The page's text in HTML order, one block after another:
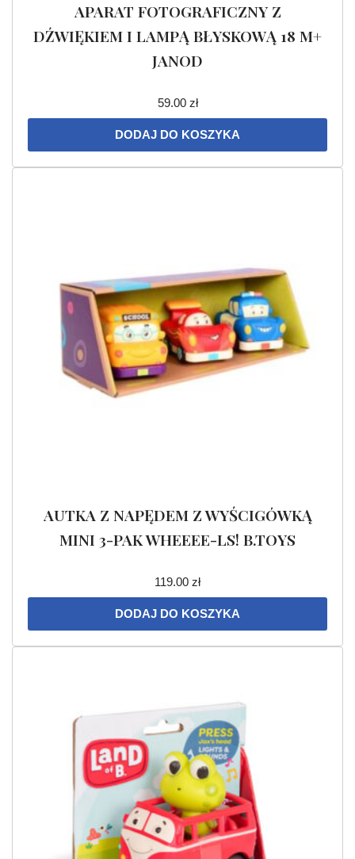
APARAT FOTOGRAFICZNY Z
DŹWIĘKIEM I LAMPĄ BŁYSKOWĄ 18 M+
JANOD
59.00 zł
DODAJ DO KOSZYKA
AUTKA Z NAPĘDEM Z WYŚCIGÓWKĄ
MINI 3-PAK WHEEEE-LS! B.TOYS
119.00 zł
DODAJ DO KOSZYKA